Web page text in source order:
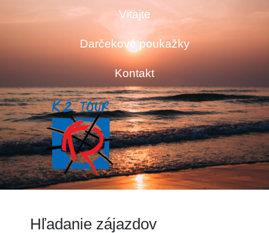
Vitajte
Darčekové poukažky
Kontakt
Hľadanie zájazdov